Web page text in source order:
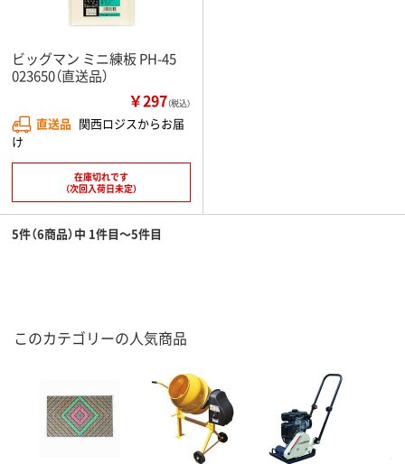
ビッグマン ミニ練板 PH-45
023650（直送品）
￥297（税込）
直送品 関西ロジスからお届
け
在庫切れです
（次回入荷日未定）
5件（6商品）中 1件目～5件目
このカテゴリーの人気商品